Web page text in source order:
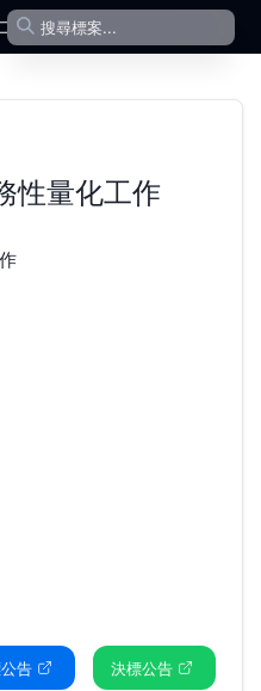
navigation menu
性量化工作
告
決標公告